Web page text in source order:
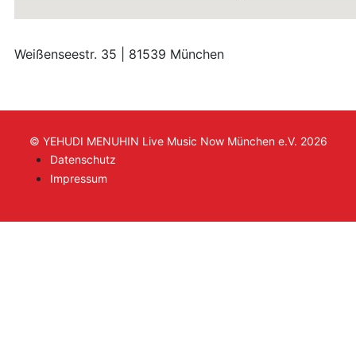
Weißenseestr. 35 | 81539 München
© YEHUDI MENUHIN Live Music Now München e.V. 2026
Datenschutz
Impressum